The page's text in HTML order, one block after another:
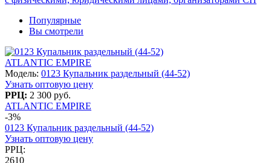
Популярные
Вы смотрели
ATLANTIC EMPIRE
Модель: 0123 Купальник раздельный (44-52)
Узнать оптовую цену
РРЦ: 2 300 руб.
ATLANTIC EMPIRE
-3%
0123 Купальник раздельный (44-52)
Узнать оптовую цену
РРЦ:
2610